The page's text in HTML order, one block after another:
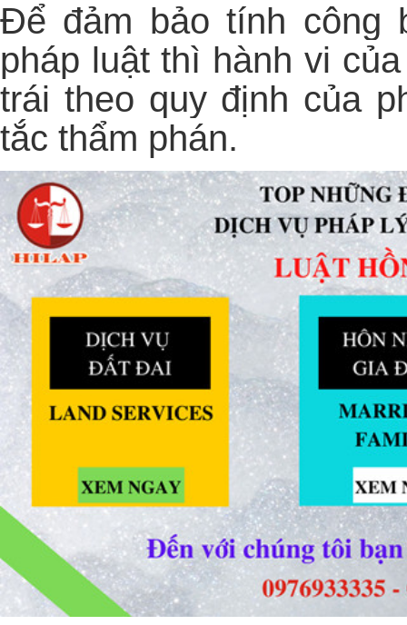
Để đảm bảo tính công
pháp luật thì hành vi
trái theo quy định của
tắc thẩm phán.